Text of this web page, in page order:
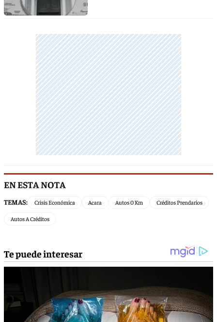
EN ESTA NOTA
TEMAS: Crisis Económica Acara Autos 0 Km Créditos Prendarios
Autos A Créditos